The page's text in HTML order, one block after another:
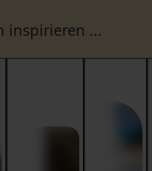
inspirieren ...